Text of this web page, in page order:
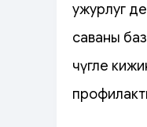
ужурлуг
саваны
чүгле